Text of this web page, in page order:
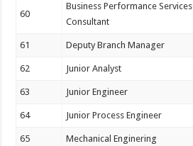
60
Business Performance Services
Consultant
61 Deputy Branch Manager
62 Junior Analyst
63 Junior Engineer
64 Junior Process Engineer
65 Mechanical Enginering